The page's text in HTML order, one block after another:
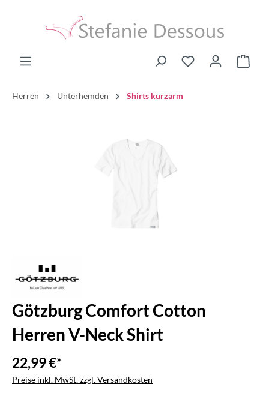
Herren Unterhemden Shirts kurzarm
Götzburg Comfort Cotton
Herren V-Neck Shirt
22,99 €*
Preise inkl. MwSt. zzgl. Versandkosten